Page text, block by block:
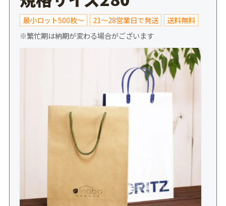
最小ロット500枚～ 21～28営業日で発送
送料無料
※繁忙期は納期が変わる場合がございます